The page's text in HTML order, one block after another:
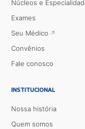
Núcleos e
Exames
Seu Médico
Convênios
Fale conosco
INSTITUCIONAL
Nossa história
Quem somos